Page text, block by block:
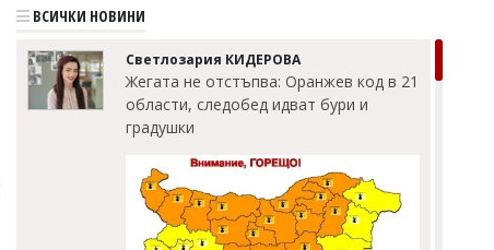
ВСИЧКИ НОВИНИ
Светлозария КИДЕРОВА
Жегата не отстъпва: Оранжев код в 21
области, следобед идват бури и
градушки